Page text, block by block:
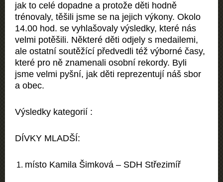
jak to celé dopadne a protože děti hodně
trénovaly, těšili jsme se na jejich výkony. Okolo
14.00 hod. se vyhlašovaly výsledky, které nás
velmi potěšili. Některé děti odjely s medailemi,
ale ostatní soutěžící předvedli též výborné časy,
které pro ně znamenali osobní rekordy. Byli
jsme velmi pyšní, jak děti reprezentují náš sbor
a obec.
Výsledky kategorií :
DÍVKY MLADŠÍ:
místo Kamila Šimková – SDH Střezimíř